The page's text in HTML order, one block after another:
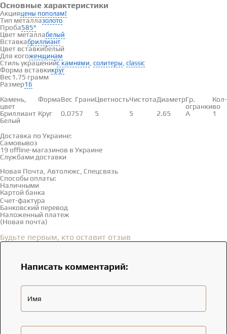
Основные характеристики
Акцияцены пополам!
Тип металлазолото
Проба585°
Цвет металлабелый
Вставкабриллиант
Цвет вставкибелый
Для когоженщинам
Стиль украшенийс камнями солитеры classic
Форма вставкикруг
Вес1.75 грамм
Размер16
Вставки
Камень,
цвет
ФормаВес ГраниЦветностьЧистотаДиаметрГр.
огранки
Кол-
во
Бриллиант
Белый
Круг 0.0757 5 5 2.65 А 1
Доставка по Украине:
Самовывоз
19 offline-магазинов в Украине
Службами доставки
Новая Почта, Автолюкс, Спецсвязь
Способы оплаты:
Наличными
Картой банка
Счет-фактура
Банковский перевод
Наложенный платеж
(Новая почта)
Будьте первым, кто оставит отзыв
Написать комментарий:
Имя